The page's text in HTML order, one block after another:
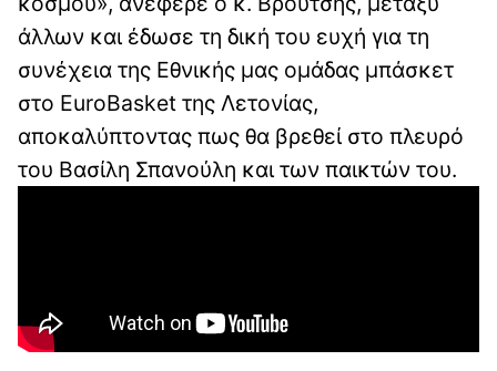
άλλων και έδωσε τη δική του ευχή για τη
συνέχεια της Εθνικής μας ομάδας μπάσκετ
στο EuroBasket της Λετονίας,
αποκαλύπτοντας πως θα βρεθεί στο πλευρό
του Βασίλη Σπανούλη και των παικτών του.